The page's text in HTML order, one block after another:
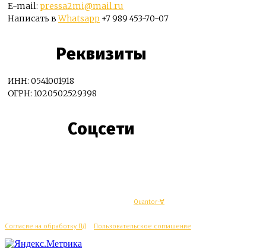
E-mail: pressa2mi@mail.ru
Написать вWhatsapp +7 989 453-70-07
Реквизиты
ИНН: 0541001918
ОГРН: 1020502529398
Соцсети
Quantor-∀
Согласие на обработку ПД Пользовательское соглашение